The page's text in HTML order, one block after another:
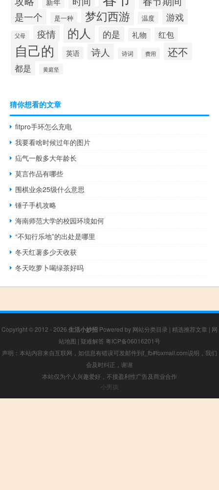
是一个 是一种 梦幻西游 温度 游戏
父母 疫情 的人 的是 礼物 红包
自己的 英语 诗人 诗词 费用 还不
都是 黄庭坚
猜你想看的文章
fitpro手环怎么充电
我要看啥时候过年的图片
疝气一般多大年龄长
莫言作品有哪些
围棋业余25级什么意思
锤子手机攻略
海南师范大学的校园环境如何
“不知行乐地”的出处是哪里
冬天红薯多少天收获
冬天吃萝卜喝绿茶好吗
Copyright © 2012 - 2026 生活小妙招 Powered by 网站分类目录 | 精选推荐文章 | 网
站地图 | 疑难解答 粤ICP备06016201号
声明：本站内容来自互联网，如信息有错误可发邮件到f_fb#foxmail.com说明，我们
会及时纠正，谢谢
本站仅为个人兴趣爱好，不接盈利性广告及商业合作
小男孩